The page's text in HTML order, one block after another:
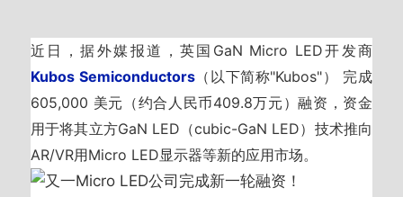
近日，据外媒报道，英国GaN Micro LED开发商
Kubos Semiconductors（以下简称"Kubos"） 完成
605,000 美元（约合人民币409.8万元）融资，资金
用于将其立方GaN LED（cubic-GaN LED）技术推向
AR/VR用Micro LED显示器等新的应用市场。